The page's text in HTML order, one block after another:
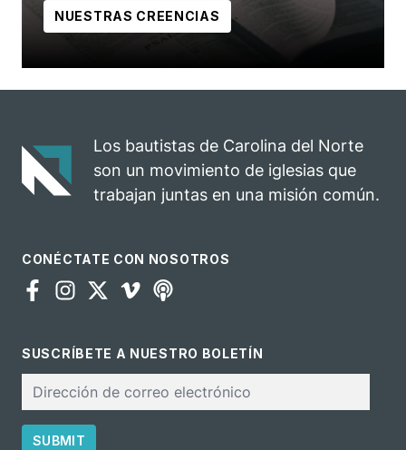
NUESTRAS CREENCIAS
Los bautistas de Carolina del Norte
son un movimiento de iglesias que
trabajan juntas en una misión común.
CONÉCTATE CON NOSOTROS
SUSCRÍBETE A NUESTRO BOLETÍN
electrónico
SUBMIT